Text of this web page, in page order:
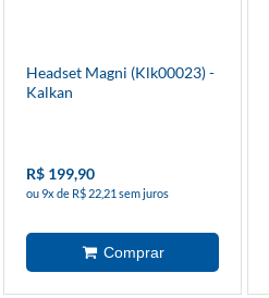
Headset Magni (Klk00023) -
Kalkan
R$ 199,90
ou 9x de R$ 22,21 sem juros